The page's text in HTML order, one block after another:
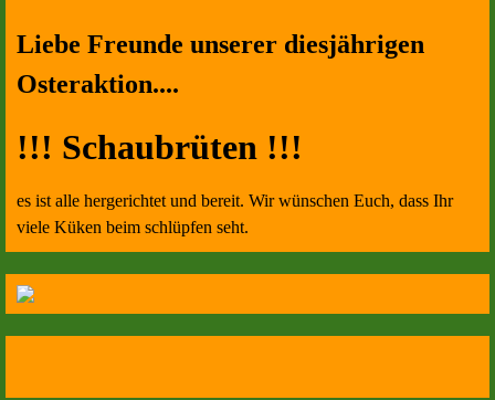
Liebe Freunde unserer diesjährigen
Osteraktion....
!!! Schaubrüten !!!
es ist alle hergerichtet und bereit. Wir wünschen Euch, dass Ihr
viele Küken beim schlüpfen seht.